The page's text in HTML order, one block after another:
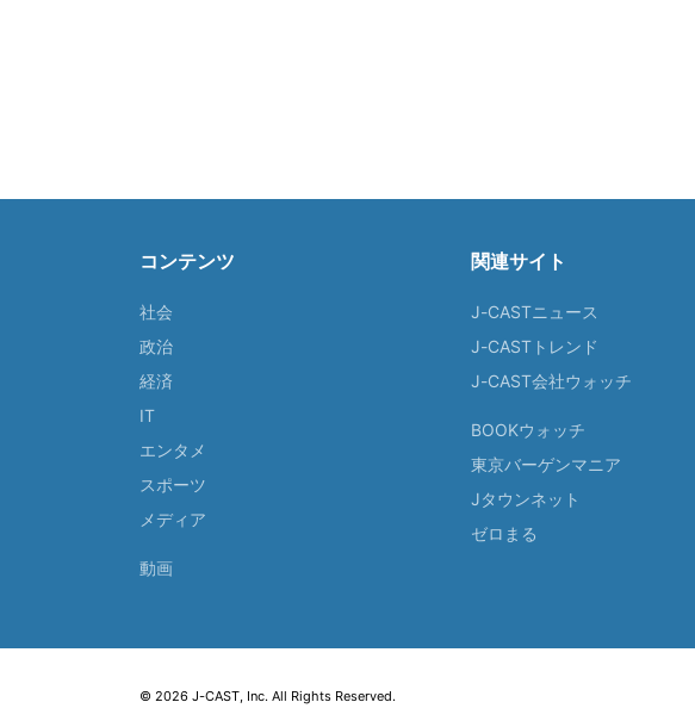
コンテンツ
社会
政治
経済
IT
エンタメ
スポーツ
メディア
動画
関連サイト
J-CASTニュース
J-CASTトレンド
J-CAST会社ウォッチ
BOOKウォッチ
東京バーゲンマニア
Jタウンネット
ゼロまる
© 2026 J-CAST, Inc. All Rights Reserved.